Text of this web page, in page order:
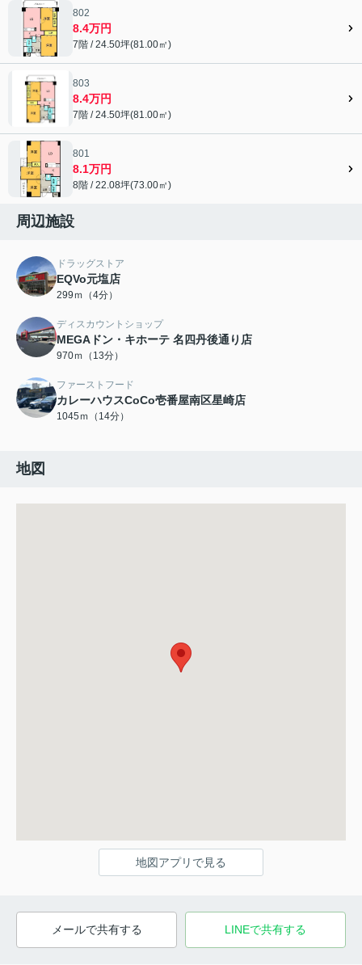
802
8.4万円
7階 / 24.50坪(81.00㎡)
803
8.4万円
7階 / 24.50坪(81.00㎡)
801
8.1万円
8階 / 22.08坪(73.00㎡)
周辺施設
ドラッグストア
EQVo元塩店
299ｍ（4分）
ディスカウントショップ
MEGAドン・キホーテ 名四丹後通り店
970ｍ（13分）
ファーストフード
カレーハウスCoCo壱番屋南区星崎店
1045ｍ（14分）
地図
地図アプリで見る
メールで共有する LINEで共有する